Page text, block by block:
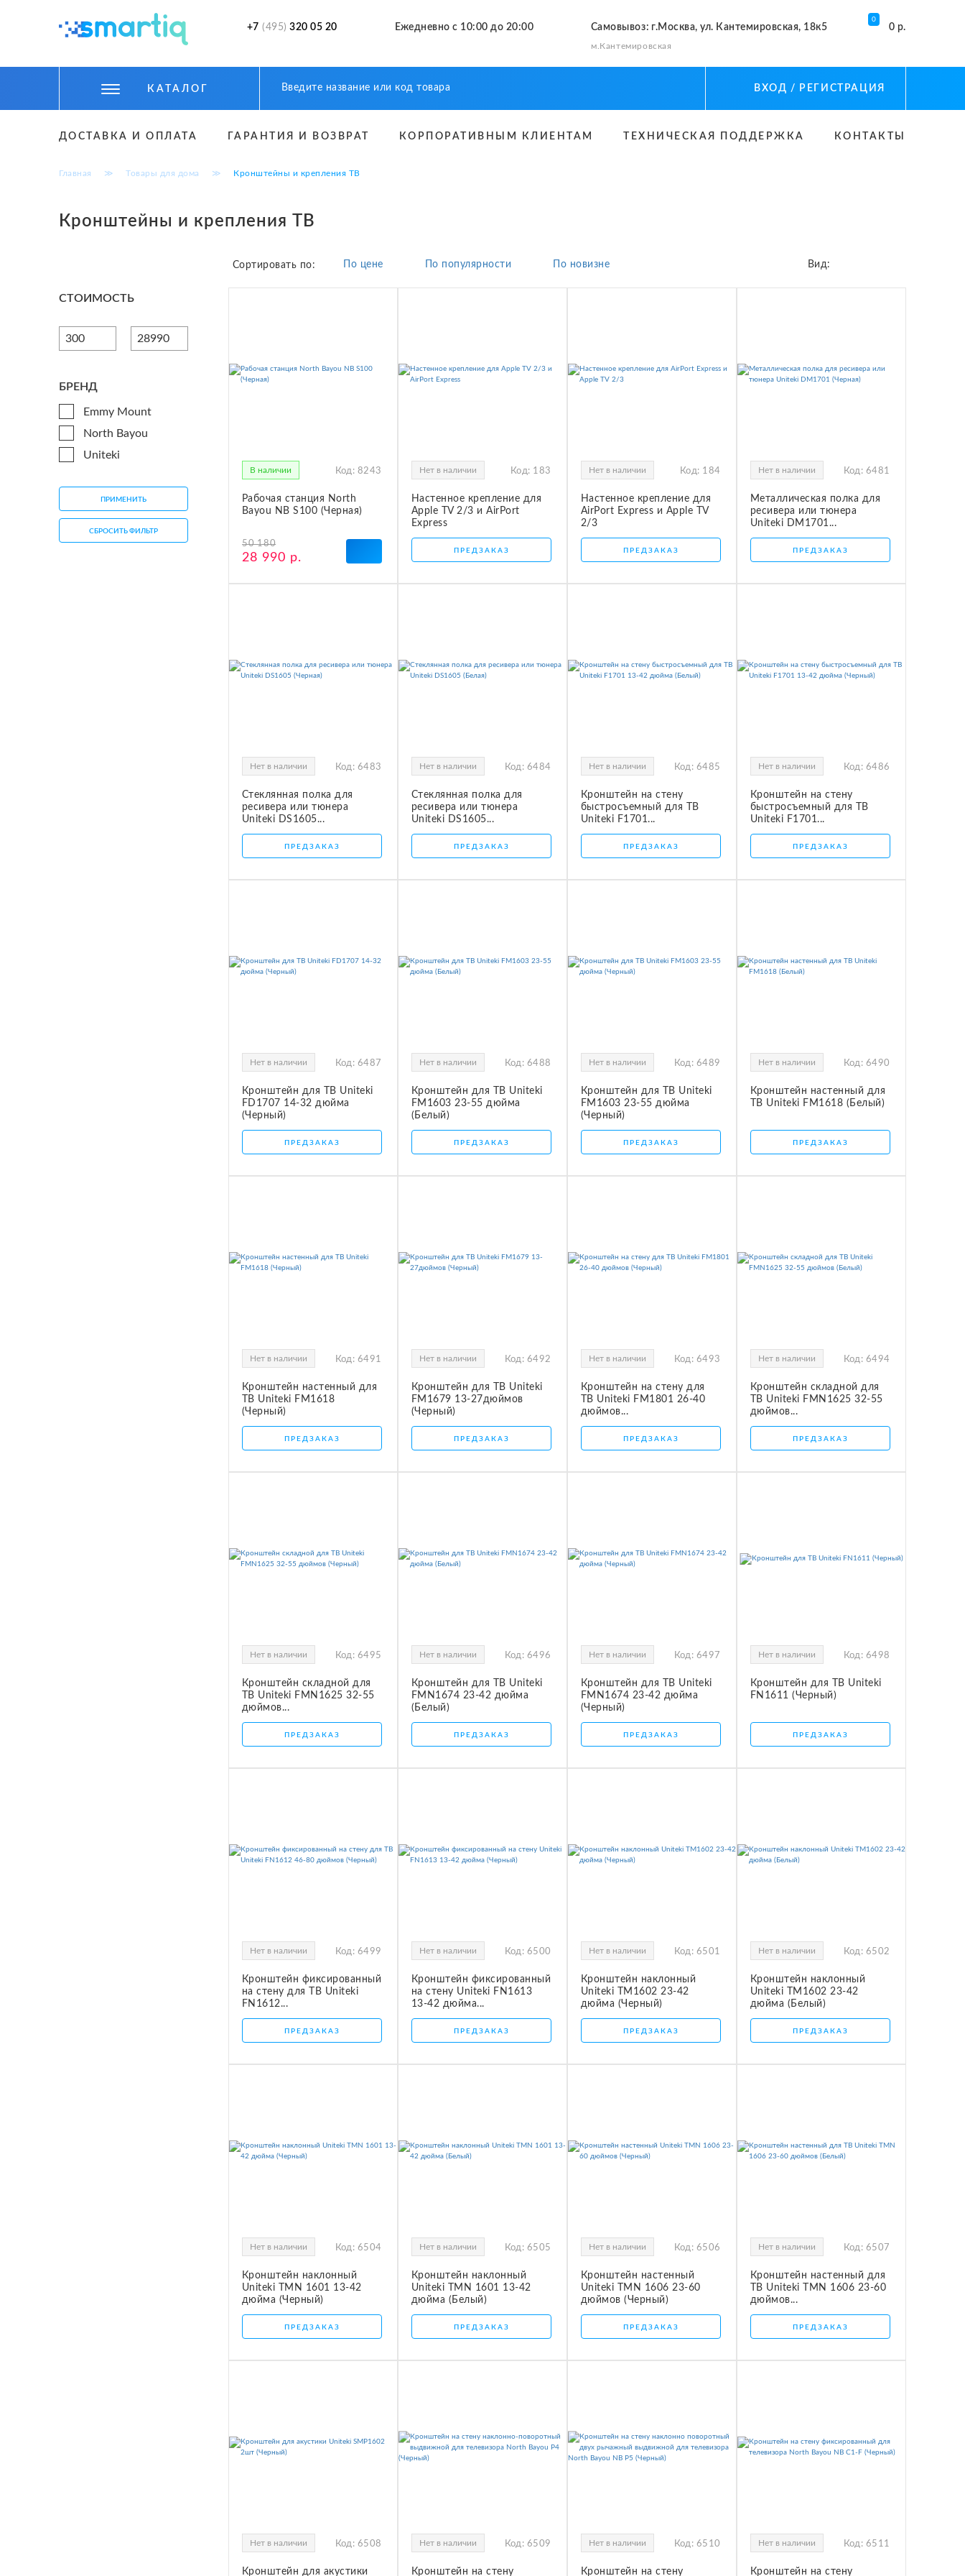
+7 (495) 320 05 20 Ежедневно с 10:00 до 20:00 Самовывоз: г.Москва, ул. Кантемировская, 18к5
м.Кантемировская
0
0 р.
КАТАЛОГ
УМНЫЙ ДОМ И БЕЗОПАСНОСТЬ
СЕТЕВОЕ ОБОРУДОВАНИЕ
ТОВАРЫ ДЛЯ ПИТОМЦЕВ
ТОВАРЫ ДЛЯ СПОРТА И ОТДЫХА
ПРОЧИЕ ТОВАРЫ
РАСПРОДАЖА
ВХОД / РЕГИСТРАЦИЯ
ДОСТАВКА И ОПЛАТА ГАРАНТИЯ И ВОЗВРАТ КОРПОРАТИВНЫМ КЛИЕНТАМ ТЕХНИЧЕСКАЯ ПОДДЕРЖКА КОНТАКТЫ
Главная ≫ Товары для дома ≫ Кронштейны и крепления ТВ
Кронштейны и крепления ТВ
Сортировать по: По цене По популярности По новизне Вид:
CТОИМОСТЬ
БРЕНД
Emmy Mount
North Bayou
Uniteki
ПРИМЕНИТЬ
СБРОСИТЬ ФИЛЬТР
В наличии Код: 8243
Рабочая станция North
Bayou NB S100 (Черная)
50 180
28 990 р.
Нет в наличии Код: 183
Настенное крепление для
Apple TV 2/3 и AirPort
Express
ПРЕДЗАКАЗ
Нет в наличии Код: 184
Настенное крепление для
AirPort Express и Apple TV
2/3
ПРЕДЗАКАЗ
Нет в наличии Код: 6481
Металлическая полка для
ресивера или тюнера
Uniteki DM1701...
ПРЕДЗАКАЗ
Нет в наличии Код: 6483
Стеклянная полка для
ресивера или тюнера
Uniteki DS1605...
ПРЕДЗАКАЗ
Нет в наличии Код: 6484
Стеклянная полка для
ресивера или тюнера
Uniteki DS1605...
ПРЕДЗАКАЗ
Нет в наличии Код: 6485
Кронштейн на стену
быстросъемный для ТВ
Uniteki F1701...
ПРЕДЗАКАЗ
Нет в наличии Код: 6486
Кронштейн на стену
быстросъемный для ТВ
Uniteki F1701...
ПРЕДЗАКАЗ
Нет в наличии Код: 6487
Кронштейн для ТВ Uniteki
FD1707 14-32 дюйма
(Черный)
ПРЕДЗАКАЗ
Нет в наличии Код: 6488
Кронштейн для ТВ Uniteki
FM1603 23-55 дюйма
(Белый)
ПРЕДЗАКАЗ
Нет в наличии Код: 6489
Кронштейн для ТВ Uniteki
FM1603 23-55 дюйма
(Черный)
ПРЕДЗАКАЗ
Нет в наличии Код: 6490
Кронштейн настенный для
ТВ Uniteki FM1618 (Белый)
ПРЕДЗАКАЗ
Нет в наличии Код: 6491
Кронштейн настенный для
ТВ Uniteki FM1618
(Черный)
ПРЕДЗАКАЗ
Нет в наличии Код: 6492
Кронштейн для ТВ Uniteki
FM1679 13-27дюймов
(Черный)
ПРЕДЗАКАЗ
Нет в наличии Код: 6493
Кронштейн на стену для
ТВ Uniteki FM1801 26-40
дюймов...
ПРЕДЗАКАЗ
Нет в наличии Код: 6494
Кронштейн складной для
ТВ Uniteki FMN1625 32-55
дюймов...
ПРЕДЗАКАЗ
Нет в наличии Код: 6495
Кронштейн складной для
ТВ Uniteki FMN1625 32-55
дюймов...
ПРЕДЗАКАЗ
Нет в наличии Код: 6496
Кронштейн для ТВ Uniteki
FMN1674 23-42 дюйма
(Белый)
ПРЕДЗАКАЗ
Нет в наличии Код: 6497
Кронштейн для ТВ Uniteki
FMN1674 23-42 дюйма
(Черный)
ПРЕДЗАКАЗ
Нет в наличии Код: 6498
Кронштейн для ТВ Uniteki
FN1611 (Черный)
ПРЕДЗАКАЗ
Нет в наличии Код: 6499
Кронштейн фиксированный
на стену для ТВ Uniteki
FN1612...
ПРЕДЗАКАЗ
Нет в наличии Код: 6500
Кронштейн фиксированный
на стену Uniteki FN1613
13-42 дюйма...
ПРЕДЗАКАЗ
Нет в наличии Код: 6501
Кронштейн наклонный
Uniteki TM1602 23-42
дюйма (Черный)
ПРЕДЗАКАЗ
Нет в наличии Код: 6502
Кронштейн наклонный
Uniteki TM1602 23-42
дюйма (Белый)
ПРЕДЗАКАЗ
Нет в наличии Код: 6504
Кронштейн наклонный
Uniteki TMN 1601 13-42
дюйма (Черный)
ПРЕДЗАКАЗ
Нет в наличии Код: 6505
Кронштейн наклонный
Uniteki TMN 1601 13-42
дюйма (Белый)
ПРЕДЗАКАЗ
Нет в наличии Код: 6506
Кронштейн настенный
Uniteki TMN 1606 23-60
дюймов (Черный)
ПРЕДЗАКАЗ
Нет в наличии Код: 6507
Кронштейн настенный для
ТВ Uniteki TMN 1606 23-60
дюймов...
ПРЕДЗАКАЗ
Нет в наличии Код: 6508
Кронштейн для акустики
Нет в наличии Код: 6509
Кронштейн на стену
Нет в наличии Код: 6510
Кронштейн на стену
Нет в наличии Код: 6511
Кронштейн на стену